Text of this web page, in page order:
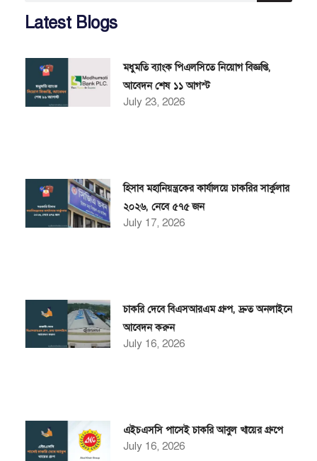
Latest Blogs
মধুমতি ব্যাংক পিএলসিতে নিয়োগ বিজ্ঞপ্তি,
আবেদন শেষ ১১ আগস্ট
July 23, 2026
হিসাব মহানিয়ন্ত্রকের কার্যালয়ে চাকরির সার্কুলার
২০২৬, নেবে ৫৭৫ জন
July 17, 2026
চাকরি দেবে বিএসআরএম গ্রুপ, দ্রুত অনলাইনে
আবেদন করুন
July 16, 2026
এইচএসসি পাসেই চাকরি আবুল খায়ের গ্রুপে
July 16, 2026